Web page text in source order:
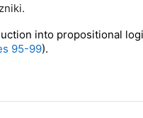
into propositional
95-99).